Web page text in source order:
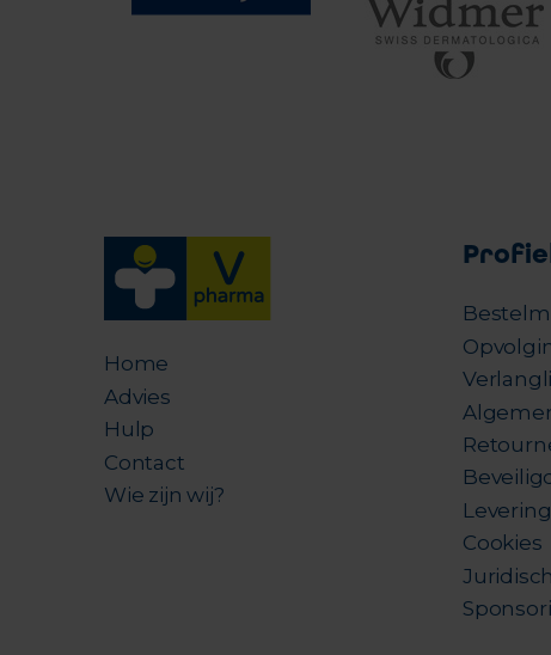
Home
Advies
Hulp
Contact
Wie zijn wij?
Cookies